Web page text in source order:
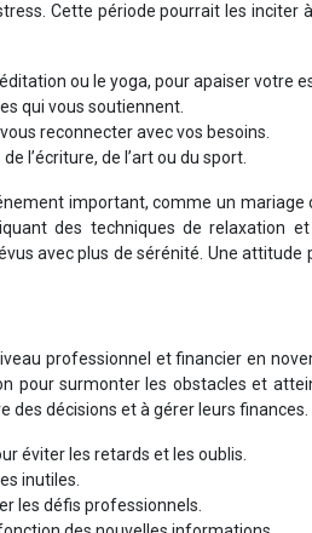
Cette période pourrait les inciter
ou le yoga, pour apaiser votre
qui vous soutiennent.
reconnecter avec vos besoins.
l’écriture, de l’art ou du sport.
important, comme un
des techniques de relaxation
avec plus de sérénité. Une attitude
professionnel et financier en
pour surmonter les obstacles et
décisions et à gérer leurs finances.
éviter les retards et les oublis.
inutiles.
les défis professionnels.